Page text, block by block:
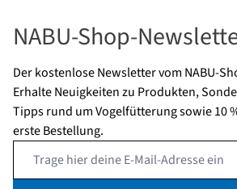
NABU-Shop-
Der kostenlose Newsletter vom NABU-
Erhalte Neuigkeiten zu Produkten,
Tipps rund um Vogelfütterung sowie 10
erste Bestellung.